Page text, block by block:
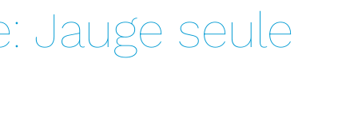
Jauge seule